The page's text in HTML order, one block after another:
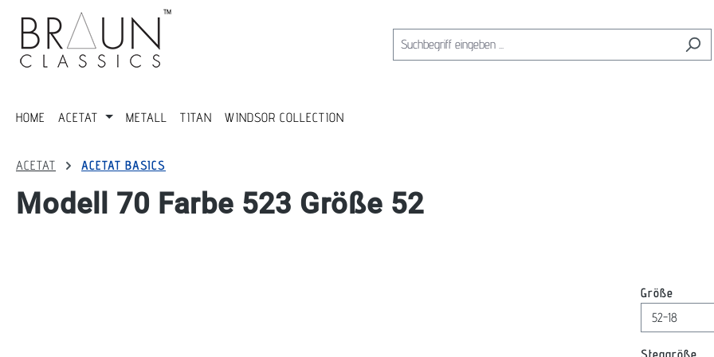
Zur Hauptnavigation springen
HOME ACETAT METALL TITAN WINDSOR COLLECTION
ACETAT ACETAT BASICS
Modell 70 Farbe 523 Größe 52
Größe